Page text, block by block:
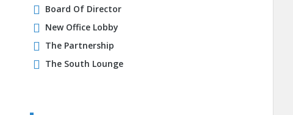
Board Of Director
New Office Lobby
The Partnership
The South Lounge